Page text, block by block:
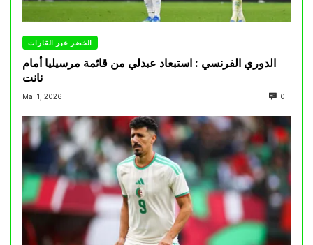
الخضر عبر القارات
الدوري الفرنسي : استبعاد عبدلي من قائمة مرسيليا أمام
نانت
Mai 1, 2026 0